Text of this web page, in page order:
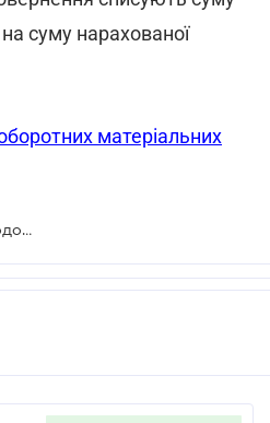
суму нарахованої
матеріальних
МНМА з дефектами повертають продавцю: алгоритм для малодохідника